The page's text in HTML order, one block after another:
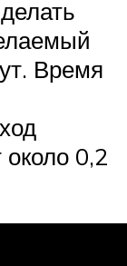
Время
около 0,2